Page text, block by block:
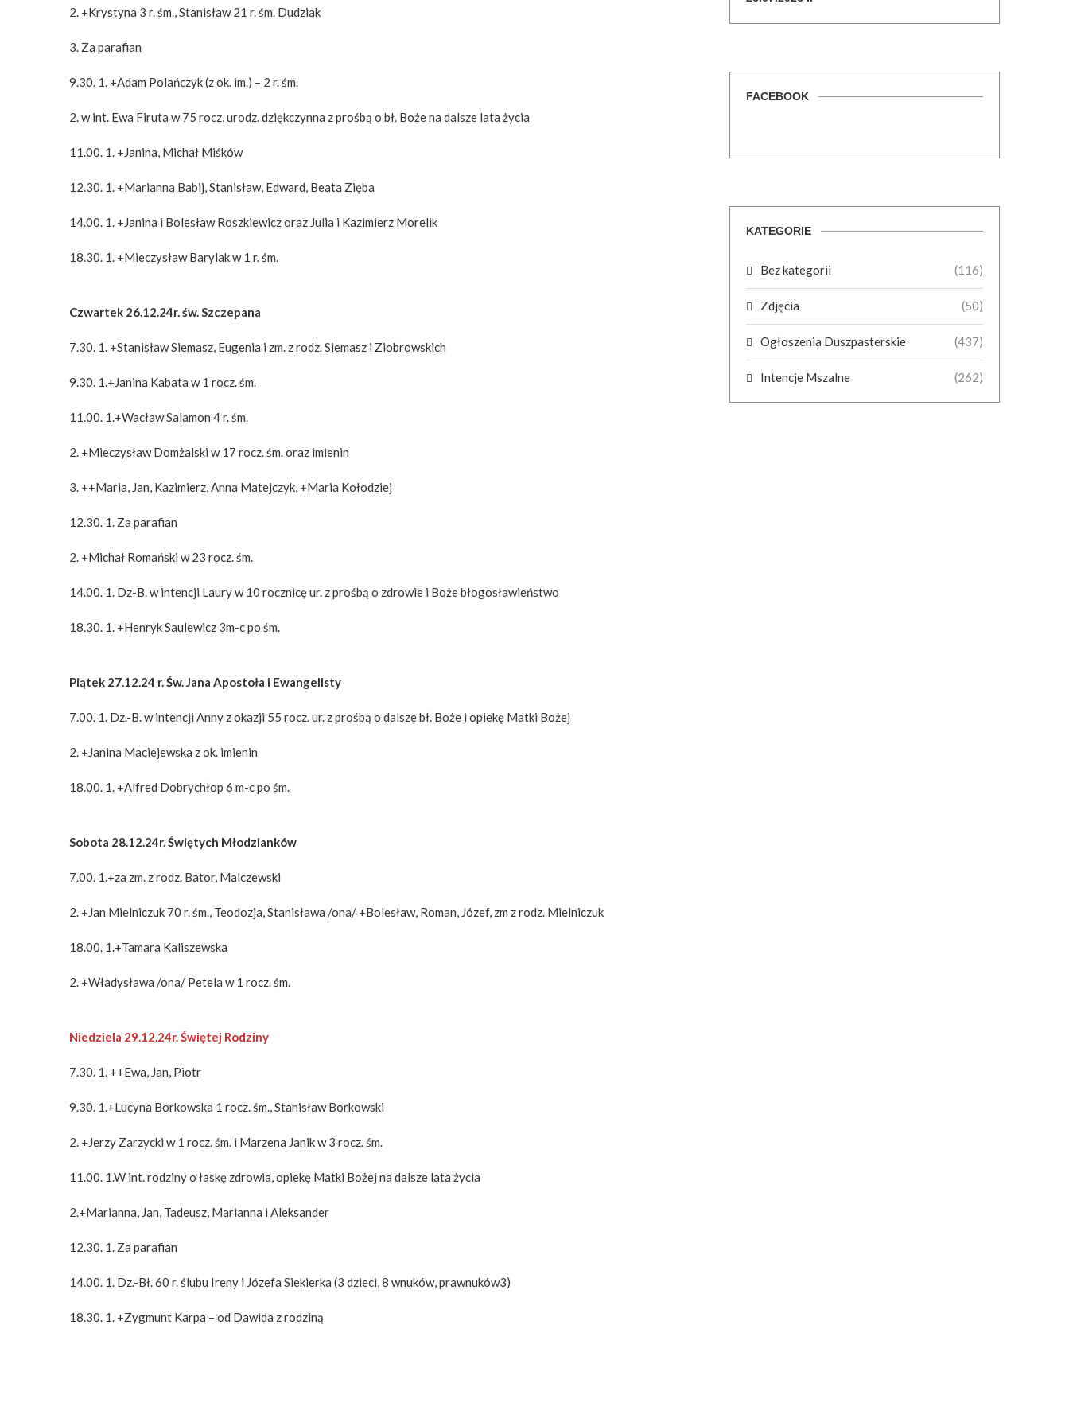
2. +Krystyna 3 r. śm., Stanisław 21 r. śm. Dudziak
3. Za parafian
9.30. 1. +Adam Polańczyk (z ok. im.) – 2 r. śm.
2. w int. Ewa Firuta w 75 rocz, urodz. dziękczynna z prośbą o bł. Boże na dalsze lata życia
11.00. 1. +Janina, Michał Miśków
12.30. 1. +Marianna Babij, Stanisław, Edward, Beata Zięba
14.00. 1. +Janina i Bolesław Roszkiewicz oraz Julia i Kazimierz Morelik
18.30. 1. +Mieczysław Barylak w 1 r. śm.
Czwartek 26.12.24r. św. Szczepana
7.30. 1. +Stanisław Siemasz, Eugenia i zm. z rodz. Siemasz i Ziobrowskich
9.30. 1.+Janina Kabata w 1 rocz. śm.
11.00. 1.+Wacław Salamon 4 r. śm.
2. +Mieczysław Domżalski w 17 rocz. śm. oraz imienin
3. ++Maria, Jan, Kazimierz, Anna Matejczyk, +Maria Kołodziej
12.30. 1. Za parafian
2. +Michał Romański w 23 rocz. śm.
14.00. 1. Dz-B. w intencji Laury w 10 rocznicę ur. z prośbą o zdrowie i Boże błogosławieństwo
18.30. 1. +Henryk Saulewicz 3m-c po śm.
Piątek 27.12.24 r. Św. Jana Apostoła i Ewangelisty
7.00. 1. Dz.-B. w intencji Anny z okazji 55 rocz. ur. z prośbą o dalsze bł. Boże i opiekę Matki Bożej
2. +Janina Maciejewska z ok. imienin
18.00. 1. +Alfred Dobrychłop 6 m-c po śm.
Sobota 28.12.24r. Świętych Młodzianków
7.00. 1.+za zm. z rodz. Bator, Malczewski
2. +Jan Mielniczuk 70 r. śm., Teodozja, Stanisława /ona/ +Bolesław, Roman, Józef, zm z rodz. Mielniczuk
18.00. 1.+Tamara Kaliszewska
2. +Władysława /ona/ Petela w 1 rocz. śm.
Niedziela 29.12.24r. Świętej Rodziny
7.30. 1. ++Ewa, Jan, Piotr
9.30. 1.+Lucyna Borkowska 1 rocz. śm., Stanisław Borkowski
2. +Jerzy Zarzycki w 1 rocz. śm. i Marzena Janik w 3 rocz. śm.
11.00. 1.W int. rodziny o łaskę zdrowia, opiekę Matki Bożej na dalsze lata życia
2.+Marianna, Jan, Tadeusz, Marianna i Aleksander
12.30. 1. Za parafian
14.00. 1. Dz.-Bł. 60 r. ślubu Ireny i Józefa Siekierka (3 dzieci, 8 wnuków, prawnuków3)
18.30. 1. +Zygmunt Karpa – od Dawida z rodziną
FACEBOOK
KATEGORIE
Bez kategorii (116)
Zdjęcia (50)
Ogłoszenia Duszpasterskie (437)
Intencje Mszalne (262)